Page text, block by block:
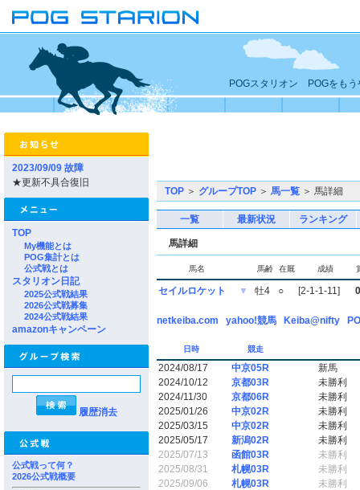
POGスタリオン POGをもう
2023/09/09 故障
★更新不具合復旧
TOP
My機能とは
POG集計とは
公式戦とは
スタリオン日記
2025公式戦結果
2026公式戦募集
2024公式戦結果
amazonキャンペーン
履歴消去
公式戦って何？
2026公式戦概要
TOP ＞ グループTOP ＞ 馬一覧 ＞ 馬詳細
一覧 最新状況 ランキング
馬詳細
馬名 馬齢 在厩 成績
セイルロケット ▼ 牡4 ○ [2-1-1-11] 0
netkeiba.com yahoo!競馬 Keiba@nifty
日時 競走
2024/08/17 中京05R
新馬
2024/10/12
京都03R
未勝利
2024/11/30
京都06R
未勝利
2025/01/26
中京02R
未勝利
2025/03/15
中京02R
未勝利
2025/05/17
新潟02R
未勝利
2025/07/13
函館03R
未勝利
2025/08/31
札幌03R
未勝利
2025/09/06
札幌03R
未勝利